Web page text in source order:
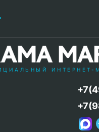
ИНТЕРНЕТ-